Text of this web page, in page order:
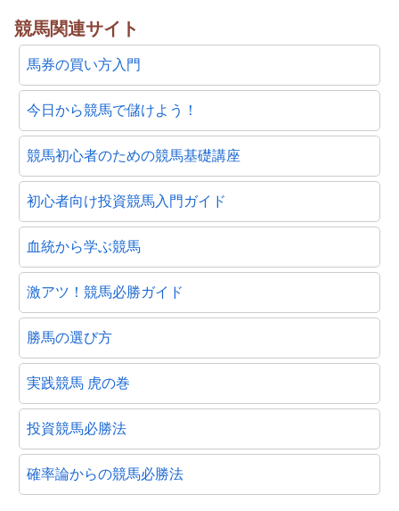
競馬関連サイト
馬券の買い方入門
今日から競馬で儲けよう！
競馬初心者のための競馬基礎講座
初心者向け投資競馬入門ガイド
血統から学ぶ競馬
激アツ！競馬必勝ガイド
勝馬の選び方
実践競馬 虎の巻
投資競馬必勝法
確率論からの競馬必勝法